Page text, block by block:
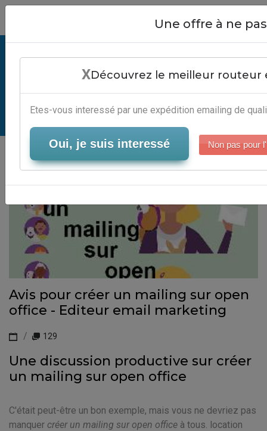
Créer Un Mailing Sur Open Office -
Automatisation Campagne
Emailing
Serveur-Emailing
Avis pour créer un mailing sur open
office - Editeur email marketing
129
Une discussion productive sur créer
un mailing sur open office
C'était peut-être un bon exemple, mais vous ne devriez pas
manquer créer un mailing sur open office à tous. location
Close
Une offre à ne
XDécouvrez le meilleur routeur
Etes-vous interessé par une expédition emailing de
Oui, je suis interessé Non pas pour